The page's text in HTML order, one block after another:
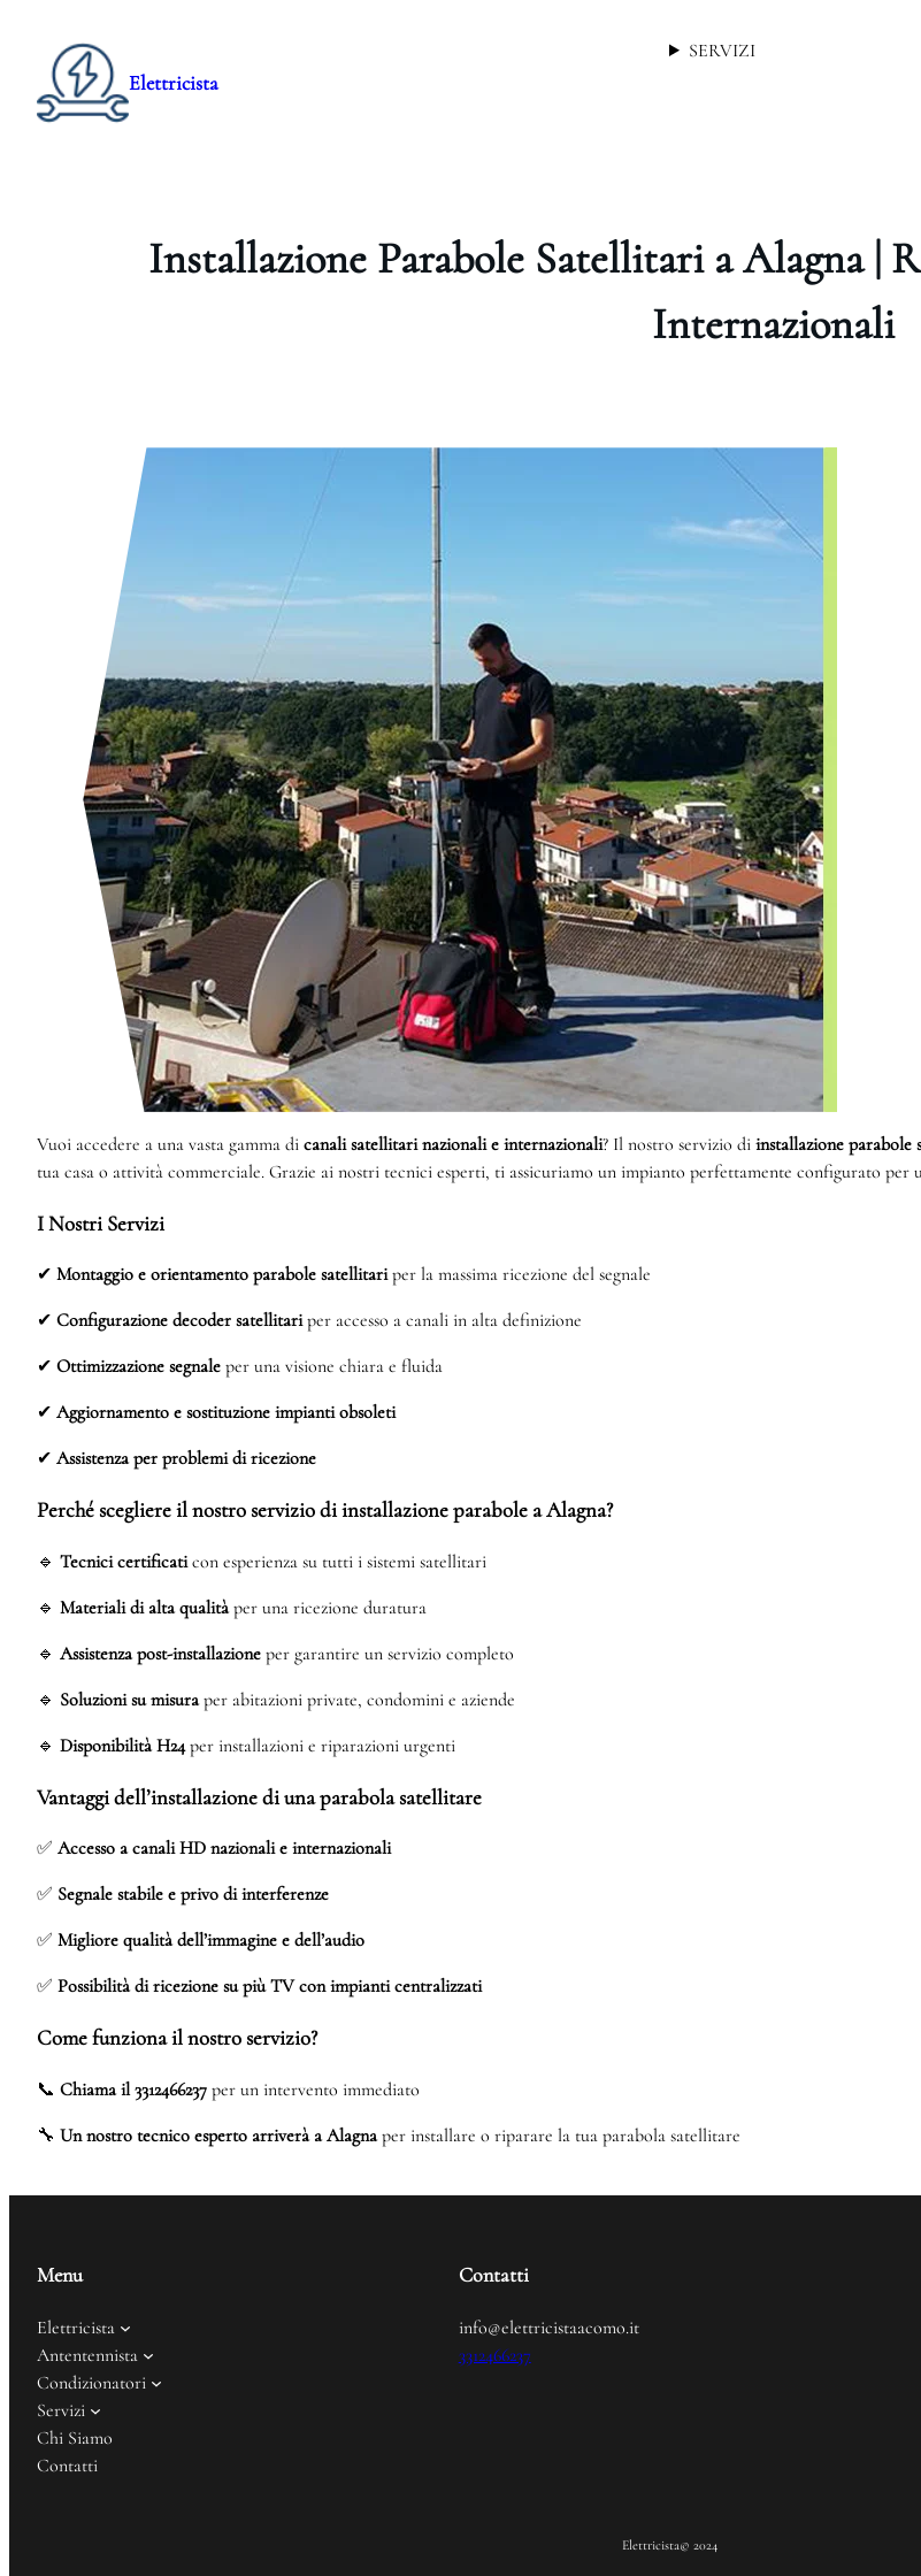
Elettricista
SERVIZI
Installazione Parabole Satellitari a Alagna |
Internazionali
Vuoi accedere a una vasta gamma di canali satellitari nazionali e internazionali? Il nostro servizio di installazione parabole
tua casa o attività commerciale. Grazie ai nostri tecnici esperti, ti assicuriamo un impianto perfettamente configurato per
I Nostri Servizi
✔ Montaggio e orientamento parabole satellitariper la massima ricezione del segnale
✔ Configurazione decoder satellitariper accesso a canali in alta definizione
✔ Ottimizzazione segnale per una visione chiara e fluida
✔ Aggiornamento e sostituzione impianti obsoleti
✔ Assistenza per problemi di ricezione
Perché scegliere il nostro servizio di installazione parabole a Alagna?
🔹 Tecnici certificaticon esperienza su tutti i sistemi satellitari
🔹 Materiali di alta qualitàper una ricezione duratura
🔹 Assistenza post-installazione per garantire un servizio completo
🔹 Soluzioni su misuraper abitazioni private, condomini e aziende
🔹 Disponibilità H24per installazioni e riparazioni urgenti
Vantaggi dell’installazione di una parabola satellitare
✅ Accesso a canali HD nazionali e internazionali
✅ Segnale stabile e privo di interferenze
✅ Migliore qualità dell’immagine e dell’audio
✅ Possibilità di ricezione su più TV con impianti centralizzati
Come funziona il nostro servizio?
📞 Chiama il 3312466237 per un intervento immediato
🔧 Un nostro tecnico esperto arriverà a Alagnaper installare o riparare la tua parabola satellitare
Menu
Elettricista
Antentennista
Condizionatori
Servizi
Chi Siamo
Contatti
Contatti
info@elettricistaacomo.it
3312466237
Elettricista© 2024